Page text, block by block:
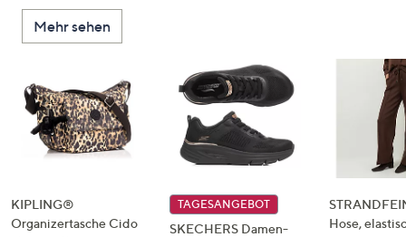
Mehr sehen
KIPLING®
Organizertasche Cido
TAGESANGEBOT
SKECHERS Damen-
Hose,